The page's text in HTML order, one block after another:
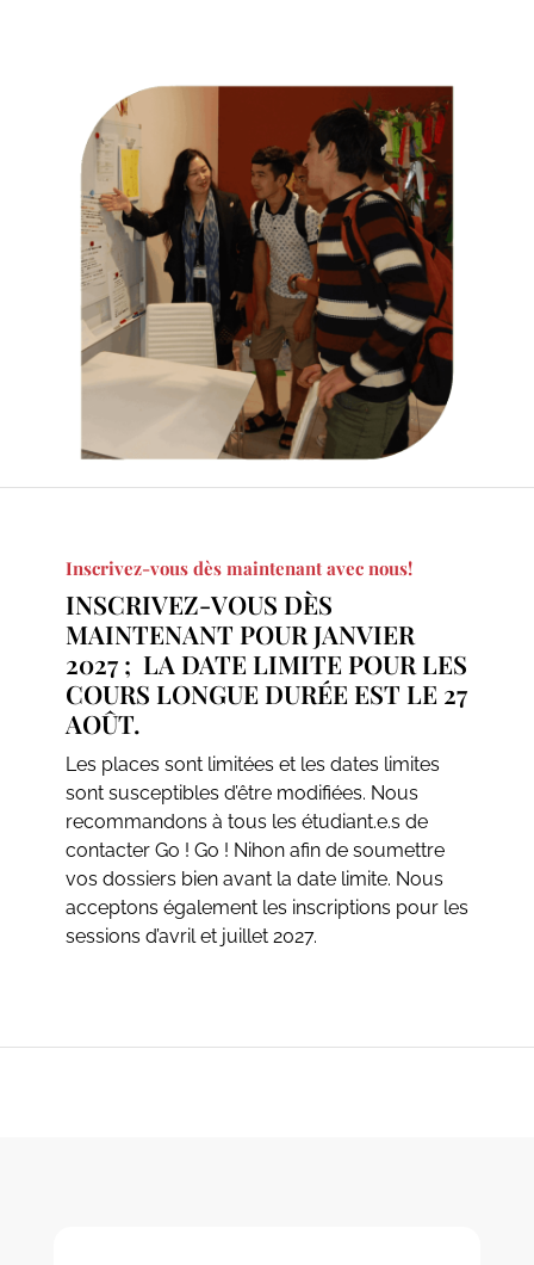
Inscrivez-vous dès maintenant avec nous!
INSCRIVEZ-VOUS DÈS
MAINTENANT POUR JANVIER
2027 ; LA DATE LIMITE POUR LES
COURS LONGUE DURÉE EST LE 27
AOÛT.
Les places sont limitées et les dates limites
sont susceptibles d’être modifiées. Nous
recommandons à tous les étudiant.e.s de
contacter Go ! Go ! Nihon afin de soumettre
vos dossiers bien avant la date limite. Nous
acceptons également les inscriptions pour les
sessions d’avril et juillet 2027.